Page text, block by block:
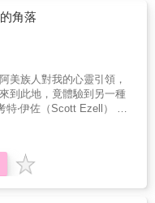
樂家、詩人，十四年前藉
到都蘭，他加入當地藝術
在此寫詩、畫畫、做音
獵、生活，也在此戀愛。
流木幫他搭建的錄音室，
如處子的女友阿秀，不多
慈笑容的那布，坦率、友
頭目的妻子還給
「瑞卡」（Rekal）。 &
善、熱愛藝術，讓作者發
是歸鄉遊子。但他也看
現代的波希米亞式生活型
角落
美族人對我的心靈引領，
到此地，竟體驗到另一種
國人在都蘭的日子 & 漂
學、藝術家千年來共同追
的，即是美國詩人音樂家